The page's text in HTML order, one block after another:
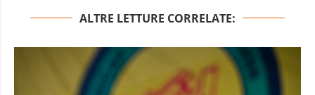
ALTRE LETTURE CORRELATE: